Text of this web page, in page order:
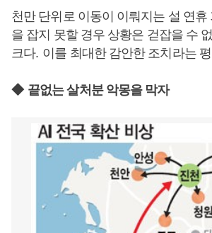
천만 단위로 이동이 이뤄지는 설 연휴
을 잡지 못할 경우 상황은 걷잡을 수
크다. 이를 최대한 감안한 조치라는
◆ 끝없는 살처분 악몽을 막자